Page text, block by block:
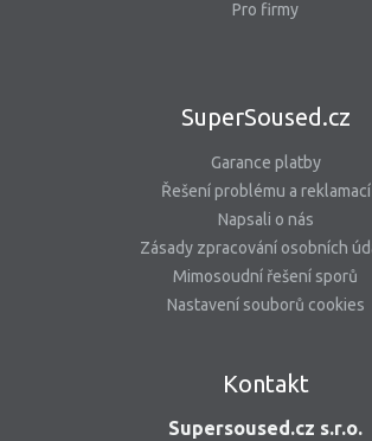
Pro firmy
SuperSoused.cz
Garance platby
Řešení problému a reklamací
Napsali o nás
Zásady zpracování osobních
Mimosoudní řešení sporů
Nastavení souborů cookies
Kontakt
Supersoused.cz s.r.o.